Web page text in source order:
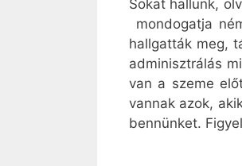
Sokat hallunk,
mondogatja
hallgatták meg,
adminisztrálás
van a szeme
vannak azok,
bennünket.